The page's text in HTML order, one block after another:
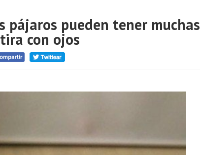
pájaros pueden tener muchas
con ojos